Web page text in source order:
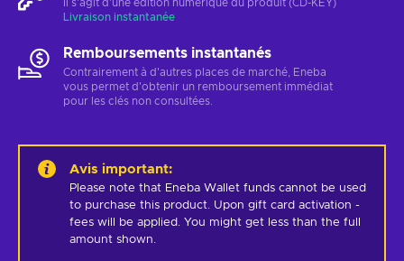
Il s'agit d'une édition numérique du produit (CD-KEY)
Livraison instantanée
Remboursements instantanés
Contrairement à d'autres places de marché, Eneba
vous permet d'obtenir un remboursement immédiat
pour les clés non consultées.
Avis important:
Please note that Eneba Wallet funds cannot be used
to purchase this product. Upon gift card activation -
fees will be applied. You might get less than the full
amount shown.